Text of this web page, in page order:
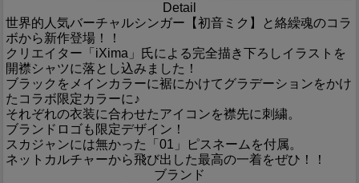
Detail
世界的人気バーチャルシンガー【初音ミク】と絡繰魂のコラ
ボから新作登場！！
クリエイター「iXima」氏による完全描き下ろしイラストを
開襟シャツに落とし込みました！
ブラックをメインカラーに裾にかけてグラデーションをかけ
たコラボ限定カラーに♪
それぞれの衣装に合わせたアイコンを襟先に刺繍。
ブランドロゴも限定デザイン！
スカジャンには無かった「01」ピスネームを付属。
ネットカルチャーから飛び出した最高の一着をぜひ！！
ブランド